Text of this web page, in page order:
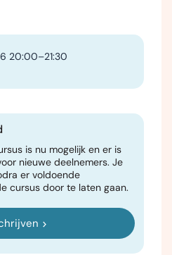
20:00–21:30
is nu mogelijk en er is
nieuwe deelnemers. Je
er voldoende
cursus door te laten gaan.